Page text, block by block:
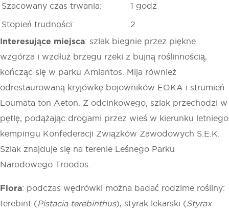
Szacowany czas trwania:
1 godz
Stopień trudności:
2
Interesujące miejsca: szlak biegnie przez piękne
wzgórza i wzdłuż brzegu rzeki z bujną roślinnością,
kończąc się w parku Amiantos. Mija również
odrestaurowaną kryjówkę bojowników EOKA i strumień
Loumata ton Aeton. Z odcinkowego, szlak przechodzi w
pętlę, podążając drogami przez wieś w kierunku letniego
kempingu Konfederacji Związków Zawodowych S.E.K.
Szlak znajduje się na terenie Leśnego Parku
Narodowego Troodos.
Flora: podczas wędrówki można badać rodzime rośliny:
terebint (Pistacia terebinthus), styrak lekarski (Styrax